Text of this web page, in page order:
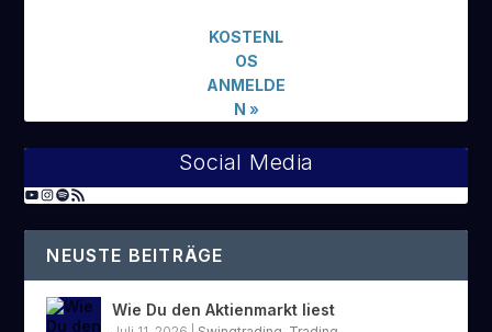
KOSTENL
OS
ANMELDE
N »
Social Media
NEUSTE BEITRÄGE
Wie Du den Aktienmarkt liest